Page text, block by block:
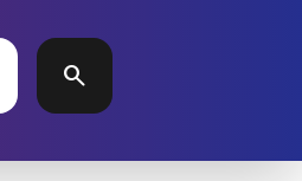
search